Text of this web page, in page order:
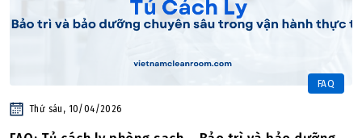
FAQ
Thứ sáu, 10/04/2026